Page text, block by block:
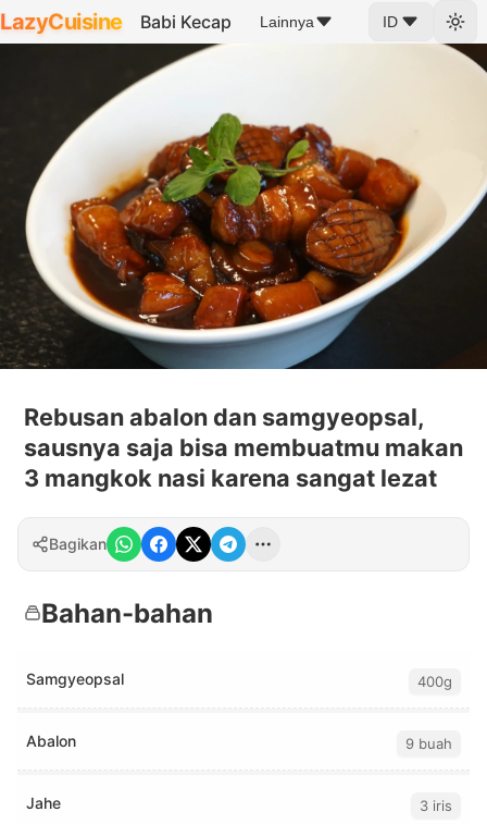
LazyCuisine Babi Kecap Lainnya ID
Rebusan abalon dan samgyeopsal,
sausnya saja bisa membuatmu makan
3 mangkok nasi karena sangat lezat
Bagikan
Bahan-bahan
Samgyeopsal 400g
Abalon 9 buah
Jahe 3 iris